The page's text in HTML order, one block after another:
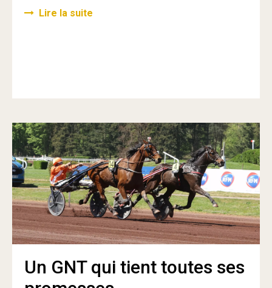
Lire la suite
Un GNT qui tient toutes ses